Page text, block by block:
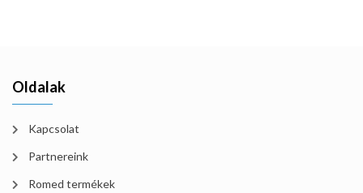
Oldalak
Kapcsolat
Partnereink
Romed termékek